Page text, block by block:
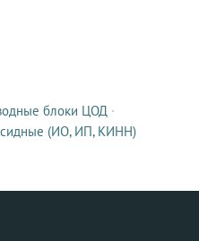
блоки ЦОД ·
(ИО, ИП, КИНН)